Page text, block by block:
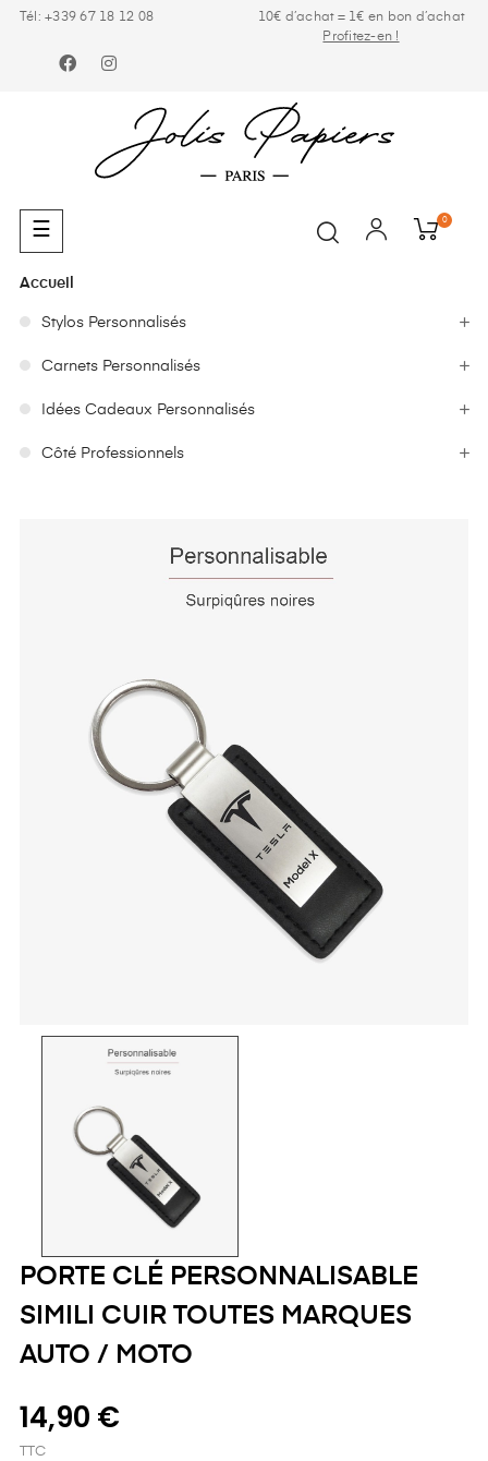
Tél: +339 67 18 12 08
10€ d’achat = 1€ en bon d’achat
Profitez-en !
Facebook
0
Basculer
la
navigation
☰
Accueil
Stylos Personnalisés
Carnets Personnalisés
Idées Cadeaux Personnalisés
Côté Professionnels
PORTE CLÉ PERSONNALISABLE
SIMILI CUIR TOUTES MARQUES
AUTO / MOTO
14,90 €
TTC